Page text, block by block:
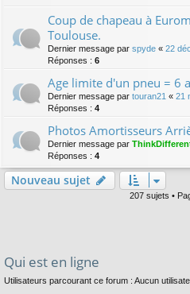
Coup de chapeau à
Toulouse.
Dernier message par spyde « 22
Réponses : 6
Age limite d'un pneu = 6
Dernier message par touran21 « 21
Réponses : 4
Photos Amortisseurs
Dernier message par
Réponses : 4
Nouveau sujet
207 sujets •
Qui est en ligne
Utilisateurs parcourant ce forum : Aucun